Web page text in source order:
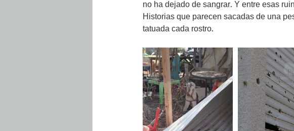
no ha dejado de sangrar. Y entre esas
Historias que parecen sacadas de una
tatuada cada rostro.